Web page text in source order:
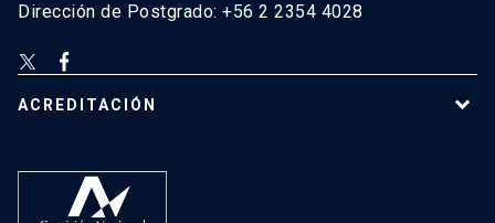
Dirección de Postgrado: +56 2 2354 4028
ACREDITACIÓN